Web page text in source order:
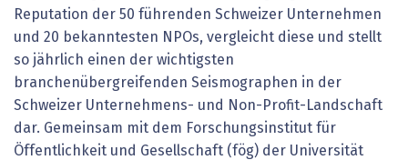
Reputation der 50 führenden Schweizer Unternehmen
und 20 bekanntesten NPOs, vergleicht diese und stellt
so jährlich einen der wichtigsten
branchenübergreifenden Seismographen in der
Schweizer Unternehmens- und Non-Profit-Landschaft
dar. Gemeinsam mit dem Forschungsinstitut für
Öffentlichkeit und Gesellschaft (fög) der Universität